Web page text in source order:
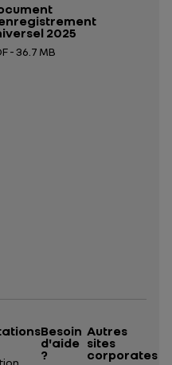
2025
- 36.7 MB
Besoin
d'aide
?
Autres
sites
corporates